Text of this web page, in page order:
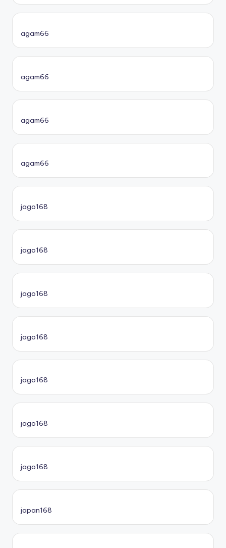
agam66
agam66
agam66
agam66
jago168
jago168
jago168
jago168
jago168
jago168
jago168
japan168